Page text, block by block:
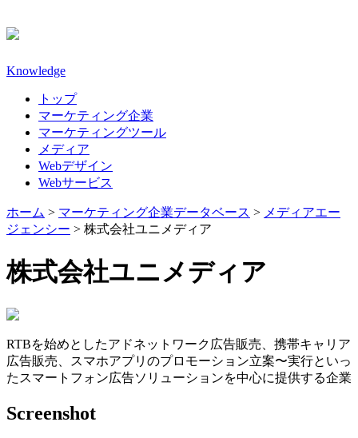
Knowledge
トップ
マーケティング企業
マーケティングツール
メディア
Webデザイン
Webサービス
ホーム > マーケティング企業データベース > メディアエー
ジェンシー > 株式会社ユニメディア
株式会社ユニメディア
RTBを始めとしたアドネットワーク広告販売、携帯キャリア
広告販売、スマホアプリのプロモーション立案〜実行といっ
たスマートフォン広告ソリューションを中心に提供する企業
Screenshot